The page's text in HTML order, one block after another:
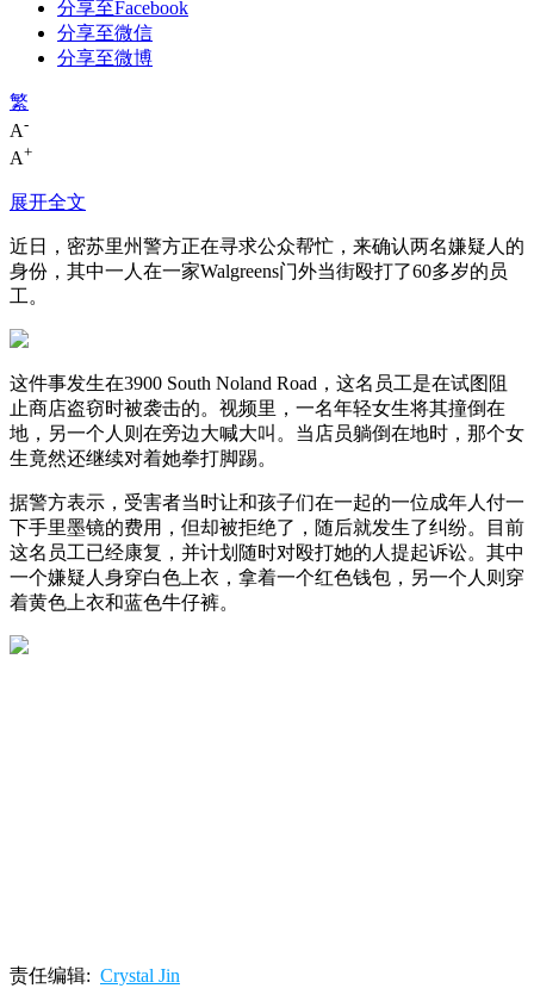
分享至Facebook
分享至微信
分享至微博
繁
A-
A+
展开全文
近日，密苏里州警方正在寻求公众帮忙，来确认两名嫌疑人的
身份，其中一人在一家Walgreens门外当街殴打了60多岁的员
工。
这件事发生在3900 South Noland Road，这名员工是在试图阻
止商店盗窃时被袭击的。视频里，一名年轻女生将其撞倒在
地，另一个人则在旁边大喊大叫。当店员躺倒在地时，那个女
生竟然还继续对着她拳打脚踢。
据警方表示，受害者当时让和孩子们在一起的一位成年人付一
下手里墨镜的费用，但却被拒绝了，随后就发生了纠纷。目前
这名员工已经康复，并计划随时对殴打她的人提起诉讼。其中
一个嫌疑人身穿白色上衣，拿着一个红色钱包，另一个人则穿
着黄色上衣和蓝色牛仔裤。
责任编辑: Crystal Jin